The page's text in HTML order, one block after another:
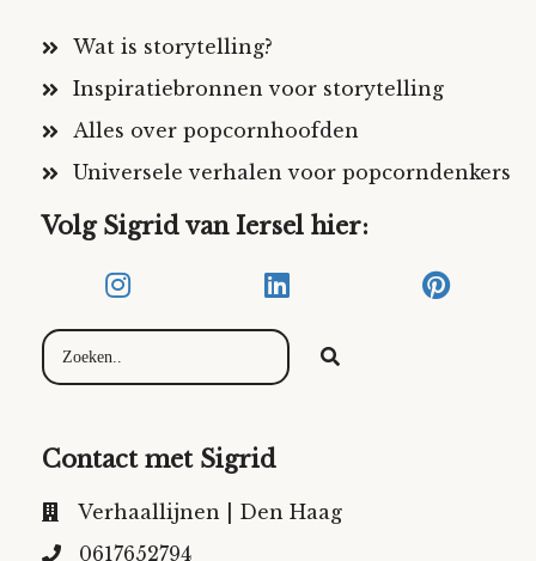
Wat is storytelling?
Inspiratiebronnen voor storytelling
Alles over popcornhoofden
Universele verhalen voor popcorndenkers
Volg Sigrid van Iersel hier:
Contact met Sigrid
Verhaallijnen | Den Haag
0617652794